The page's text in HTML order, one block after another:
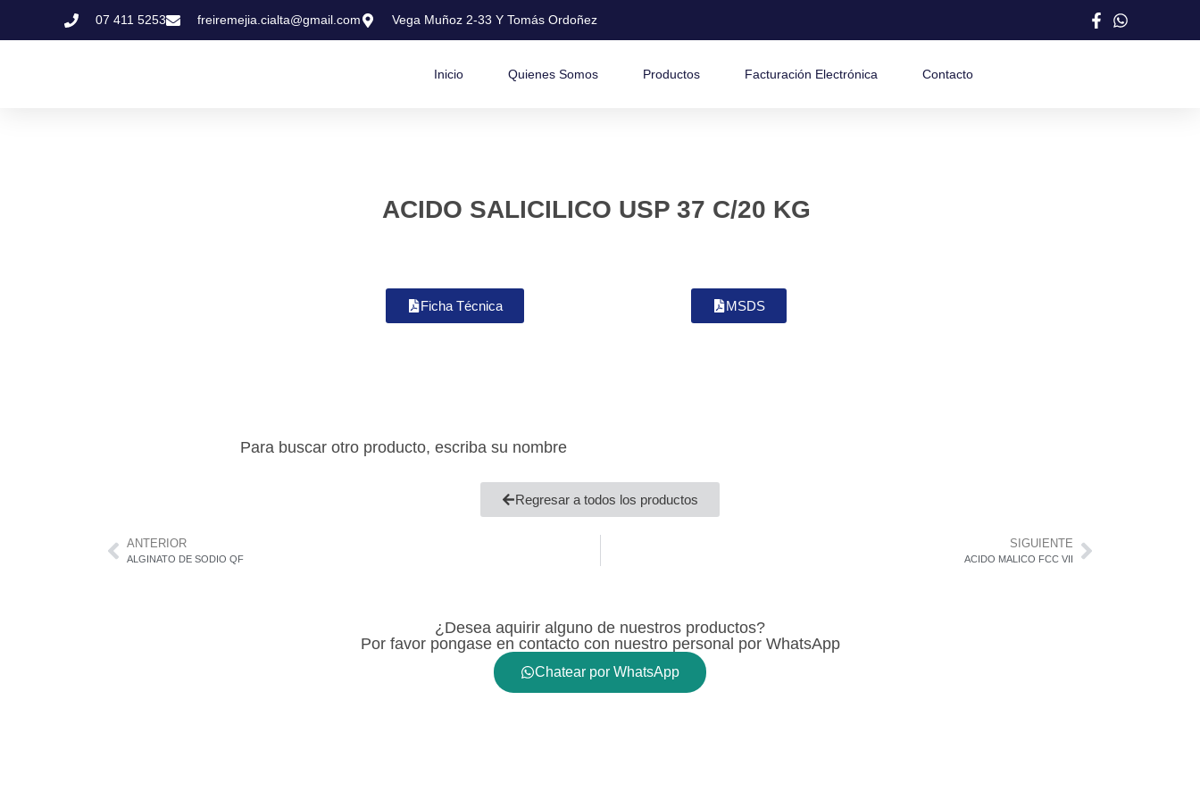
07 411 5253 freiremejia.cialta@gmail.com Vega Muñoz 2-33 Y Tomás Ordoñez
Inicio Quienes Somos Productos Facturación Electrónica Contacto
ACIDO SALICILICO USP 37 C/20 KG
Ficha Técnica MSDS
Para buscar otro producto, escriba su nombre
Regresar a todos los productos
ANTERIOR
ALGINATO DE SODIO QF
SIGUIENTE
ACIDO MALICO FCC VII
¿Desea aquirir alguno de nuestros productos?
Por favor pongase en contacto con nuestro personal por WhatsApp
Chatear por WhatsApp